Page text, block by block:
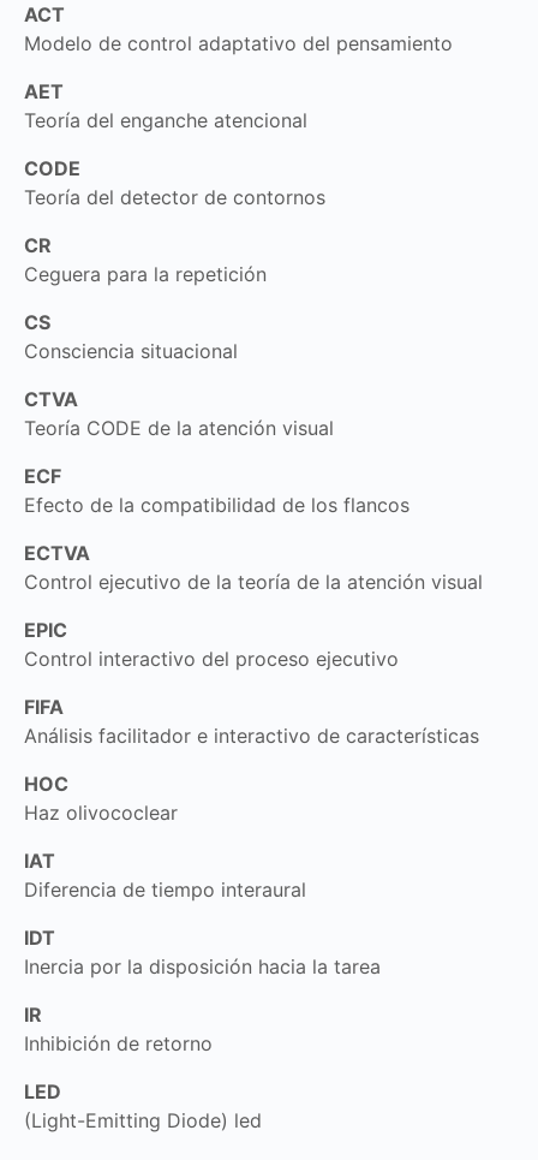
ACT
Modelo de control adaptativo del pensamiento
AET
Teoría del enganche atencional
CODE
Teoría del detector de contornos
CR
Ceguera para la repetición
CS
Consciencia situacional
CTVA
Teoría CODE de la atención visual
ECF
Efecto de la compatibilidad de los flancos
ECTVA
Control ejecutivo de la teoría de la atención visual
EPIC
Control interactivo del proceso ejecutivo
FIFA
Análisis facilitador e interactivo de características
HOC
Haz olivococlear
IAT
Diferencia de tiempo interaural
IDT
Inercia por la disposición hacia la tarea
IR
Inhibición de retorno
LED
(Light-Emitting Diode) led